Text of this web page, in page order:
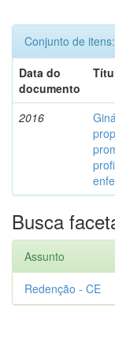
Conjunto de itens:
Data do
documento
2016
Busca
Assunto
Redenção - CE